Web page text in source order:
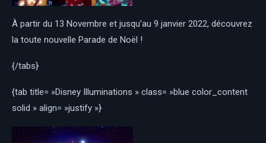
À partir du 13 Novembre et jusqu’au 9 janvier 2022, découvrez
la toute nouvelle Parade de Noël !
{/tabs}
{tab title= »Disney Illuminations » class= »blue color_content
solid » align= »justify »}